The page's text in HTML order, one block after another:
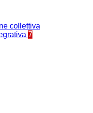
collettiva
7